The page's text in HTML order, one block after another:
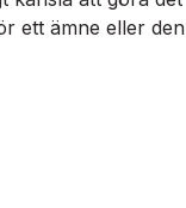
ett ämne eller den